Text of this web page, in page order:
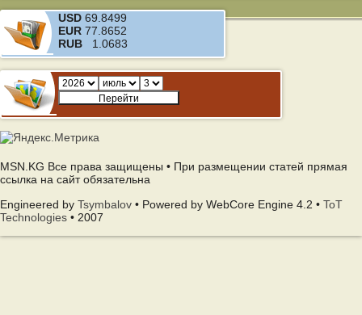
USD 69.8499
EUR 77.8652
RUB 1.0683
MSN.KG Все права защищены • При размещении статей прямая
ссылка на сайт обязательна
Engineered by Tsymbalov • Powered by WebCore Engine 4.2 • ToT
Technologies • 2007